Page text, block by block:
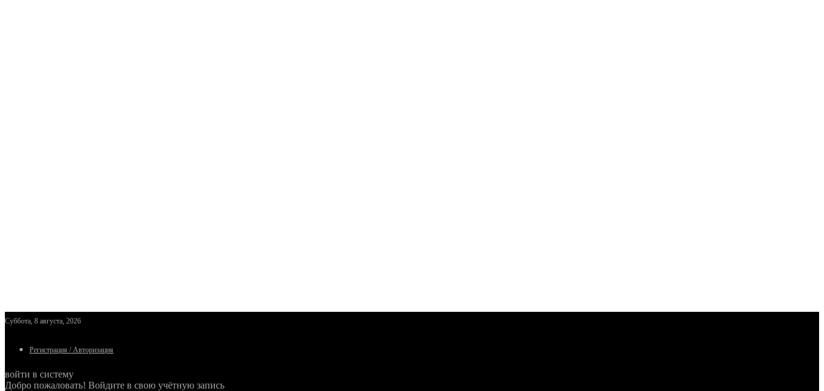
Суббота, 8 августа, 2026
Регистрация / Авторизация
войти в систему
Добро пожаловать! Войдите в свою учётную запись